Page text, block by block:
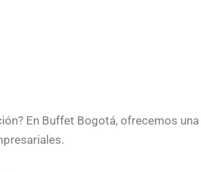
En Buffet Bogotá, ofrecemos una